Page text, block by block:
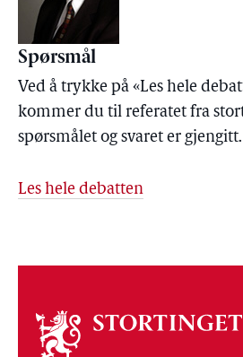
Spørsmål
Ved å trykke på «Les hele
kommer du til referatet fra
spørsmålet og svaret er gjengitt.
Les hele debatten
Om
stortinget